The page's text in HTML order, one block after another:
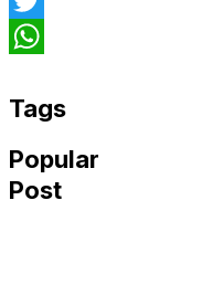
Twitter
Tags
Popular
Post